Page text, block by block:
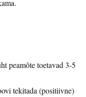
peamõte toetavad 3-5
tekitada (positiivne)